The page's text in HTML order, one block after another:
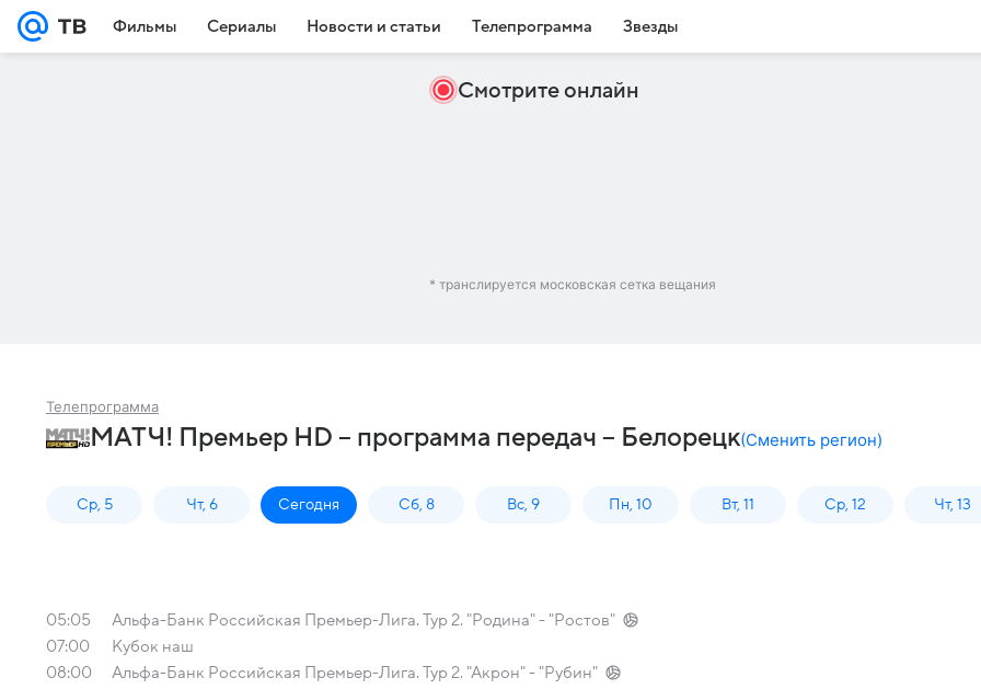
Фильмы Сериалы Новости и статьи Телепрограмма Звезды
Смотрите онлайн
* транслируется московская сетка вещания
Телепрограмма
МАТЧ! Премьер HD – программа передач – Белорецк(Сменить регион)
Ср, 5 Чт, 6 Сегодня Сб, 8 Вс, 9 Пн, 10 Вт, 11 Ср, 12 Чт, 13
05:05
Альфа-Банк Российская Премьер-Лига. Тур 2. "Родина" - "Ростов"
07:00
Кубок наш
08:00
Альфа-Банк Российская Премьер-Лига. Тур 2. "Акрон" - "Рубин"